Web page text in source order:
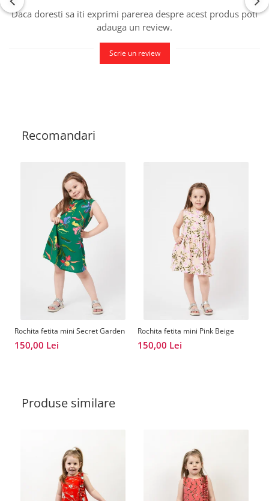
Daca doresti sa iti exprimi parerea despre acest produs poti
adauga un review.
Scrie un review
Recomandari
Rochita fetita mini Secret Garden
150,00 Lei
Rochita fetita mini Pink Beige
150,00 Lei
Produse similare